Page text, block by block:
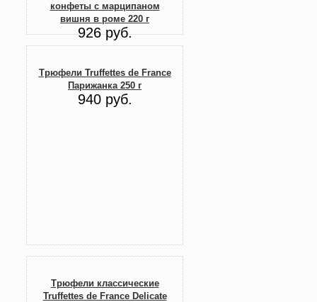
конфеты с марципаном
вишня в роме 220 г
926 руб.
Трюфели Truffettes de France
Парижанка 250 г
940 руб.
Трюфели классические
Truffettes de France Delicate